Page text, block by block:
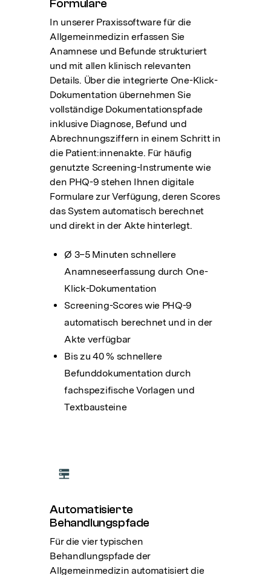
Formulare
In unserer Praxissoftware für die
Allgemeinmedizin erfassen Sie
Anamnese und Befunde strukturiert
und mit allen klinisch relevanten
Details. Über die integrierte One-Klick-
Dokumentation übernehmen Sie
vollständige Dokumentationspfade
inklusive Diagnose, Befund und
Abrechnungsziffern in einem Schritt in
die Patient:innenakte. Für häufig
genutzte Screening-Instrumente wie
den PHQ-9 stehen Ihnen digitale
Formulare zur Verfügung, deren Scores
das System automatisch berechnet
und direkt in der Akte hinterlegt.
Ø 3–5 Minuten schnellere
Anamneseerfassung durch One-
Klick-Dokumentation
Screening-Scores wie PHQ-9
automatisch berechnet und in der
Akte verfügbar
Bis zu 40 % schnellere
Befunddokumentation durch
fachspezifische Vorlagen und
Textbausteine
Automatisierte
Behandlungspfade
Für die vier typischen
Behandlungspfade der
Allgemeinmedizin automatisiert die